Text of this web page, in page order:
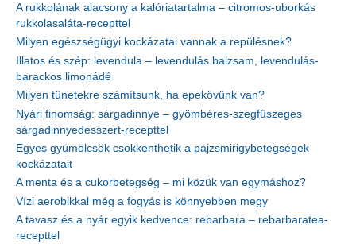
A rukkolának alacsony a kalóriatartalma – citromos-uborkás
rukkolasaláta-recepttel
Milyen egészségügyi kockázatai vannak a repülésnek?
Illatos és szép: levendula – levendulás balzsam, levendulás-
barackos limonádé
Milyen tünetekre számítsunk, ha epekövünk van?
Nyári finomság: sárgadinnye – gyömbéres-szegfűszeges
sárgadinnyedesszert-recepttel
Egyes gyümölcsök csökkenthetik a pajzsmirigybetegségek
kockázatait
A menta és a cukorbetegség – mi közük van egymáshoz?
Vízi aerobikkal még a fogyás is könnyebben megy
A tavasz és a nyár egyik kedvence: rebarbara – rebarbaratea-
recepttel